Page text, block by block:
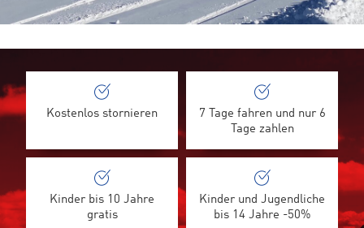
Kostenlos stornieren
7 Tage fahren und nur 6
Tage zahlen
Kinder bis 10 Jahre
gratis
Kinder und Jugendliche
bis 14 Jahre -50%